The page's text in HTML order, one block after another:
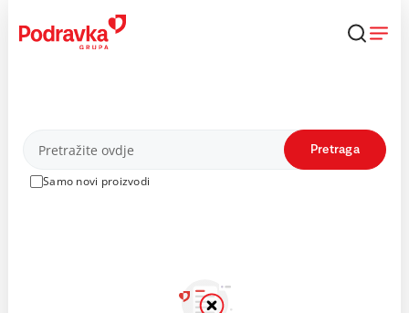
content
Proizvodi
Samo novi proizvodi
Pretraga